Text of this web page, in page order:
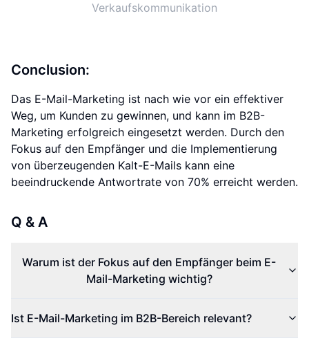
Verkaufskommunikation
Conclusion:
Das E-Mail-Marketing ist nach wie vor ein effektiver
Weg, um Kunden zu gewinnen, und kann im B2B-
Marketing erfolgreich eingesetzt werden. Durch den
Fokus auf den Empfänger und die Implementierung
von überzeugenden Kalt-E-Mails kann eine
beeindruckende Antwortrate von 70% erreicht werden.
Q & A
Warum ist der Fokus auf den Empfänger beim E-
Mail-Marketing wichtig?
Ist E-Mail-Marketing im B2B-Bereich relevant?